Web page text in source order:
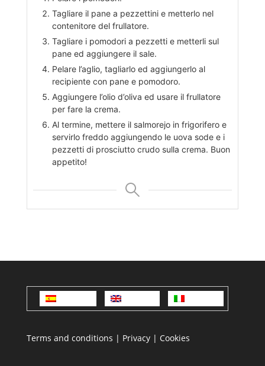
Tagliare il pane a pezzettini e metterlo nel
contenitore del frullatore.
Tagliare i pomodori a pezzetti e metterli sul
pane ed aggiungere il sale.
Pelare l’aglio, tagliarlo ed aggiungerlo al
recipiente con pane e pomodoro.
Aggiungere l’olio d’oliva ed usare il frullatore
per fare la crema.
Al termine, mettere il salmorejo in frigorifero e
servirlo freddo aggiungendo le uova sode e i
pezzetti di prosciutto crudo sulla crema. Buon
appetito!
Terms and conditions | Privacy| Cookies